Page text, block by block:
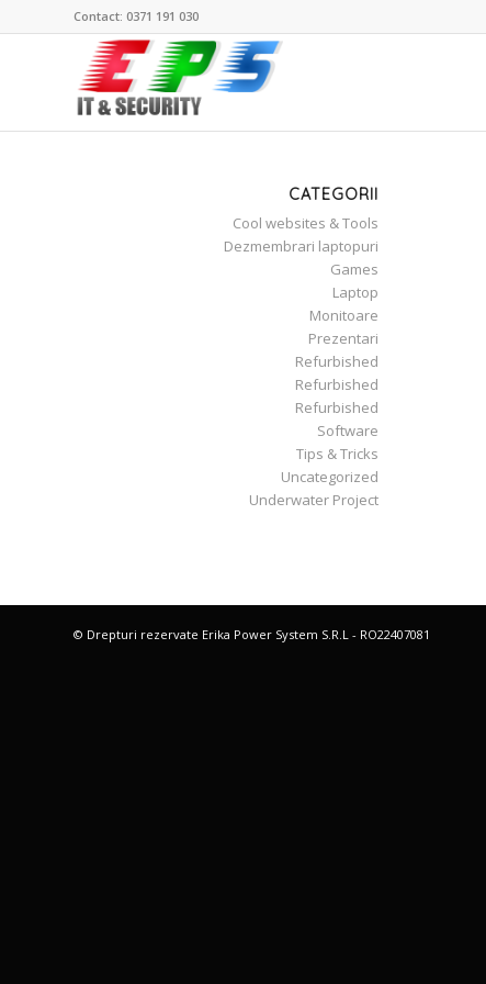
Contact: 0371 191 030
CATEGORII
Cool websites & Tools
Dezmembrari laptopuri
Games
Laptop
Monitoare
Prezentari
Refurbished
Refurbished
Refurbished
Software
Tips & Tricks
Uncategorized
Underwater Project
© Drepturi rezervate Erika Power System S.R.L - RO22407081